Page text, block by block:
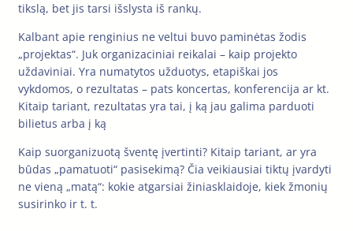
tikslą, bet jis tarsi išslysta iš rankų.
Kalbant apie renginius ne veltui buvo paminėtas žodis
„projektas“. Juk organizaciniai reikalai – kaip projekto
uždaviniai. Yra numatytos užduotys, etapiškai jos
vykdomos, o rezultatas – pats koncertas, konferencija ar kt.
Kitaip tariant, rezultatas yra tai, į ką jau galima parduoti
bilietus arba į ką
Kaip suorganizuotą šventę įvertinti? Kitaip tariant, ar yra
būdas „pamatuoti“ pasisekimą? Čia veikiausiai tiktų įvardyti
ne vieną „matą“: kokie atgarsiai žiniasklaidoje, kiek žmonių
susirinko ir t. t.